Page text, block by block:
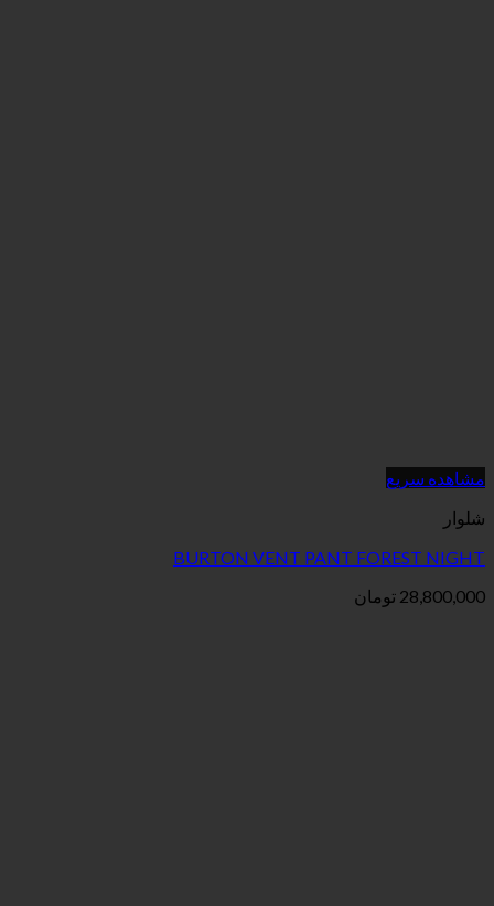
BURTON VENT PANT